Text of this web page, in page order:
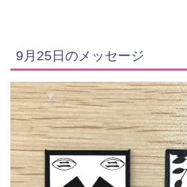
9月25日のメッセージ